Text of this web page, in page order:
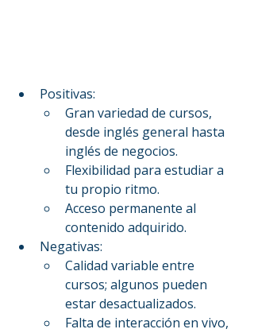
Positivas:
Gran variedad de cursos,
desde inglés general hasta
inglés de negocios.
Flexibilidad para estudiar a
tu propio ritmo.
Acceso permanente al
contenido adquirido.
Negativas:
Calidad variable entre
cursos; algunos pueden
estar desactualizados.
Falta de interacción en vivo,